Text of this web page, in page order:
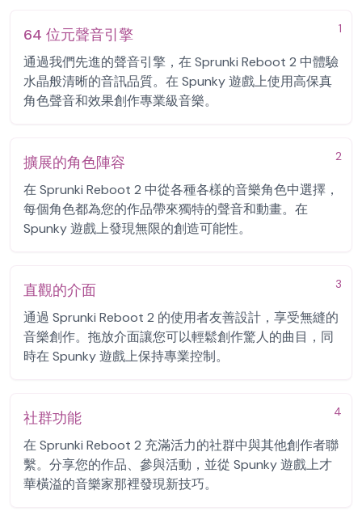
1
64 位元聲音引擎
通過我們先進的聲音引擎，在 Sprunki Reboot 2 中體驗
水晶般清晰的音訊品質。在 Spunky 遊戲上使用高保真
角色聲音和效果創作專業級音樂。
2
擴展的角色陣容
在 Sprunki Reboot 2 中從各種各樣的音樂角色中選擇，
每個角色都為您的作品帶來獨特的聲音和動畫。在
Spunky 遊戲上發現無限的創造可能性。
3
直觀的介面
通過 Sprunki Reboot 2 的使用者友善設計，享受無縫的
音樂創作。拖放介面讓您可以輕鬆創作驚人的曲目，同
時在 Spunky 遊戲上保持專業控制。
4
社群功能
在 Sprunki Reboot 2 充滿活力的社群中與其他創作者聯
繫。分享您的作品、參與活動，並從 Spunky 遊戲上才
華橫溢的音樂家那裡發現新技巧。